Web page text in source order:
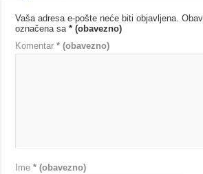
Vaša adresa e-pošte neće biti objavljena.
označena sa* (obavezno)
Komentar* (obavezno)
Ime* (obavezno)